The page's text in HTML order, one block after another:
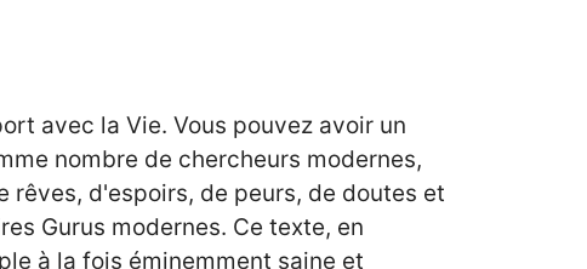
avec la Vie. Vous pouvez avoir un
nombre de chercheurs modernes,
d'espoirs, de peurs, de doutes et
Gurus modernes. Ce texte, en
à la fois éminemment saine et